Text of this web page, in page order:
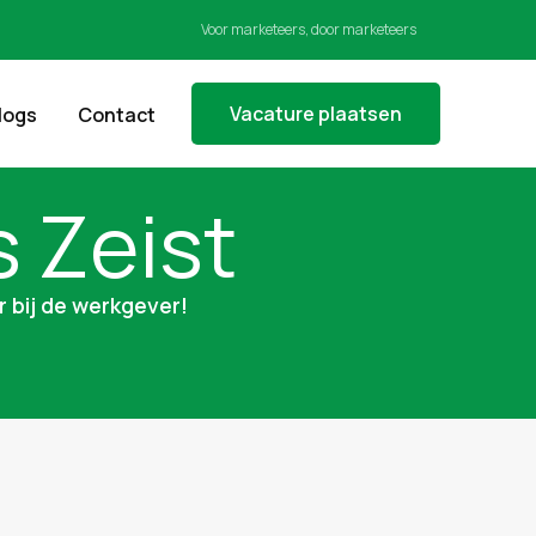
Voor marketeers, door marketeers
Contact Vacature plaatsen
Zeist
bij de werkgever!